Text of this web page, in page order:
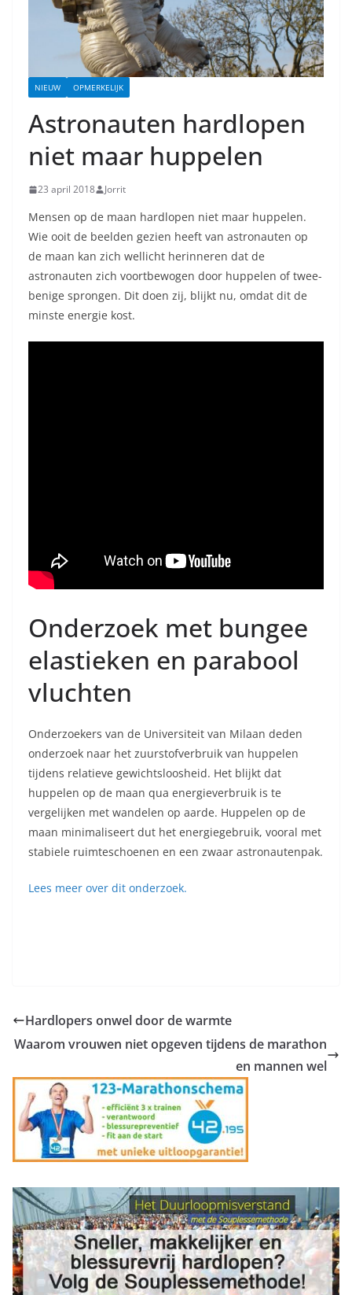
NIEUW OPMERKELIJK
Astronauten hardlopen
niet maar huppelen
23 april 2018 Jorrit
Mensen op de maan hardlopen niet maar huppelen.
Wie ooit de beelden gezien heeft van astronauten op
de maan kan zich wellicht herinneren dat de
astronauten zich voortbewogen door huppelen of twee-
benige sprongen. Dit doen zij, blijkt nu, omdat dit de
minste energie kost.
Onderzoek met bungee
elastieken en parabool
vluchten
Onderzoekers van de Universiteit van Milaan deden
onderzoek naar het zuurstofverbruik van huppelen
tijdens relatieve gewichtsloosheid. Het blijkt dat
huppelen op de maan qua energieverbruik is te
vergelijken met wandelen op aarde. Huppelen op de
maan minimaliseert dut het energiegebruik, vooral met
stabiele ruimteschoenen en een zwaar astronautenpak.
Lees meer over dit onderzoek.
Hardlopers onwel door de warmte
Waarom vrouwen niet opgeven tijdens de marathon
en mannen wel